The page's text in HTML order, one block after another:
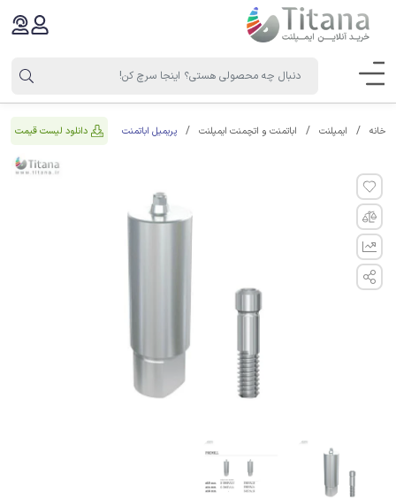
خانه ایمپلنت اباتمنت و اتچمنت ایمپلنت پریمیل اباتمنت دانلود لیست قیمت